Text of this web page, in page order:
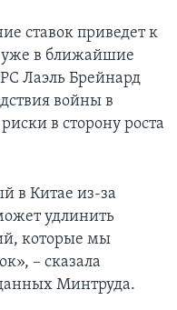
ставок приведет к
в ближайшие
Лаэль Брейнард
войны в
в сторону роста
в Китае из-за
удлинить
которые мы
– сказала
Минтруда.